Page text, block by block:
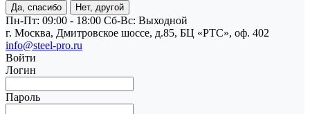
Да, спасибо Нет, другой
Пн-Пт: 09:00 - 18:00 Cб-Вс: Выходной
г. Москва, Дмитровское шоссе, д.85, БЦ «РТС», оф. 402
info@steel-pro.ru
Войти
Логин
Пароль